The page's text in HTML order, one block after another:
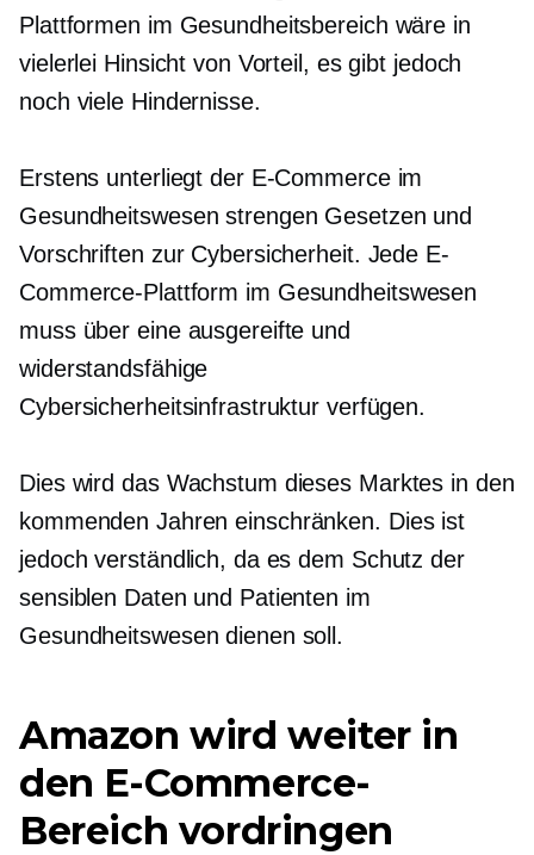
Plattformen im Gesundheitsbereich wäre in
vielerlei Hinsicht von Vorteil, es gibt jedoch
noch viele Hindernisse.
Erstens unterliegt der E-Commerce im
Gesundheitswesen strengen Gesetzen und
Vorschriften zur Cybersicherheit. Jede E-
Commerce-Plattform im Gesundheitswesen
muss über eine ausgereifte und
widerstandsfähige
Cybersicherheitsinfrastruktur verfügen.
Dies wird das Wachstum dieses Marktes in den
kommenden Jahren einschränken. Dies ist
jedoch verständlich, da es dem Schutz der
sensiblen Daten und Patienten im
Gesundheitswesen dienen soll.
Amazon wird weiter in
den E-Commerce-
Bereich vordringen